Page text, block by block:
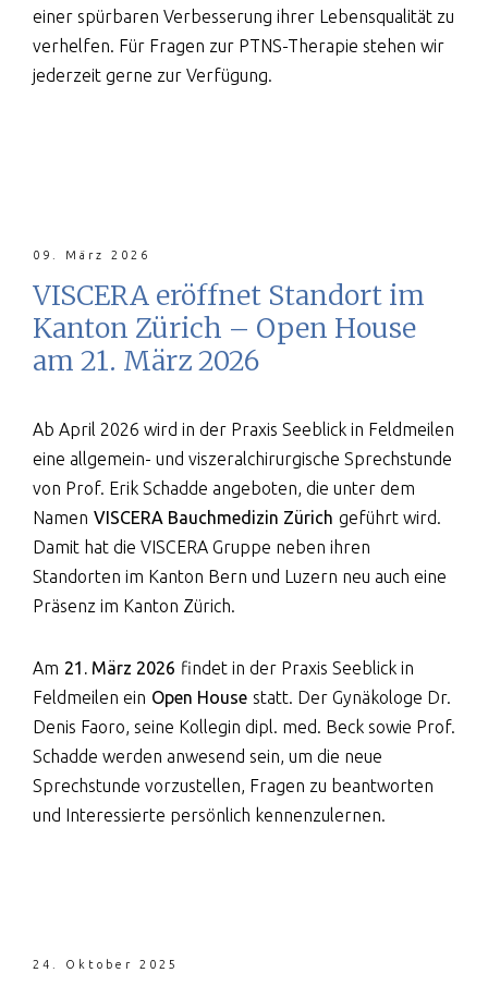
einer spürbaren Verbesserung ihrer Lebensqualität zu
verhelfen. Für Fragen zur PTNS-Therapie stehen wir
jederzeit gerne zur Verfügung.
09. März 2026
VISCERA eröffnet Standort im
Kanton Zürich – Open House
am 21. März 2026
Ab April 2026 wird in der Praxis Seeblick in Feldmeilen
eine allgemein- und viszeralchirurgische Sprechstunde
von Prof. Erik Schadde angeboten, die unter dem
Namen VISCERA Bauchmedizin Zürich geführt wird.
Damit hat die VISCERA Gruppe neben ihren
Standorten im Kanton Bern und Luzern neu auch eine
Präsenz im Kanton Zürich.
Am 21. März 2026 findet in der Praxis Seeblick in
Feldmeilen ein Open House statt. Der Gynäkologe Dr.
Denis Faoro, seine Kollegin dipl. med. Beck sowie Prof.
Schadde werden anwesend sein, um die neue
Sprechstunde vorzustellen, Fragen zu beantworten
und Interessierte persönlich kennenzulernen.
24. Oktober 2025